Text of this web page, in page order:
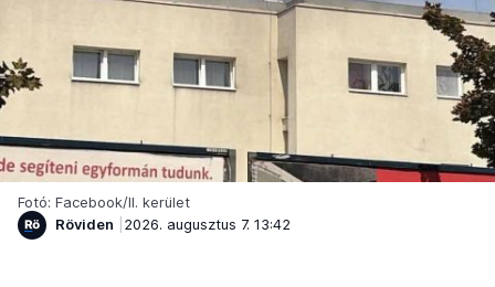
Fotó: Facebook/II. kerület
Röviden
2026. augusztus 7. 13:42